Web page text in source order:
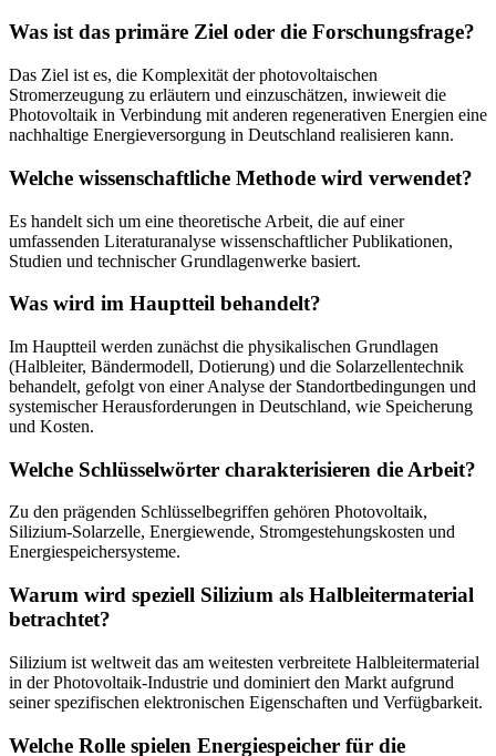
Was ist das primäre Ziel oder die Forschungsfrage?
Das Ziel ist es, die Komplexität der photovoltaischen
Stromerzeugung zu erläutern und einzuschätzen, inwieweit die
Photovoltaik in Verbindung mit anderen regenerativen Energien eine
nachhaltige Energieversorgung in Deutschland realisieren kann.
Welche wissenschaftliche Methode wird verwendet?
Es handelt sich um eine theoretische Arbeit, die auf einer
umfassenden Literaturanalyse wissenschaftlicher Publikationen,
Studien und technischer Grundlagenwerke basiert.
Was wird im Hauptteil behandelt?
Im Hauptteil werden zunächst die physikalischen Grundlagen
(Halbleiter, Bändermodell, Dotierung) und die Solarzellentechnik
behandelt, gefolgt von einer Analyse der Standortbedingungen und
systemischer Herausforderungen in Deutschland, wie Speicherung
und Kosten.
Welche Schlüsselwörter charakterisieren die Arbeit?
Zu den prägenden Schlüsselbegriffen gehören Photovoltaik,
Silizium-Solarzelle, Energiewende, Stromgestehungskosten und
Energiespeichersysteme.
Warum wird speziell Silizium als Halbleitermaterial
betrachtet?
Silizium ist weltweit das am weitesten verbreitete Halbleitermaterial
in der Photovoltaik-Industrie und dominiert den Markt aufgrund
seiner spezifischen elektronischen Eigenschaften und Verfügbarkeit.
Welche Rolle spielen Energiespeicher für die